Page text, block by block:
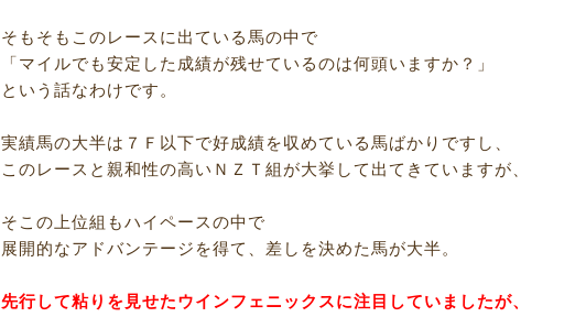
そもそもこのレースに出ている馬の中で
「マイルでも安定した成績が残せているのは何頭いますか？」
という話なわけです。
実績馬の大半は７Ｆ以下で好成績を収めている馬ばかりですし、
このレースと親和性の高いＮＺＴ組が大挙して出てきていますが、
そこの上位組もハイペースの中で
展開的なアドバンテージを得て、差しを決めた馬が大半。
先行して粘りを見せたウインフェニックスに注目していましたが、